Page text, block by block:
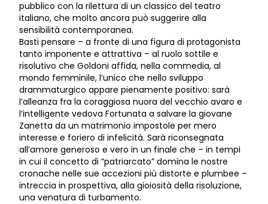
pubblico con la rilettura di un classico del teatro
italiano, che molto ancora può suggerire alla
sensibilità contemporanea.
Basti pensare – a fronte di una figura di protagonista
tanto imponente e attrattiva – al ruolo sottile e
risolutivo che Goldoni affida, nella commedia, al
mondo femminile, l’unico che nello sviluppo
drammaturgico appare pienamente positivo: sarà
l’alleanza fra la coraggiosa nuora del vecchio avaro e
l’intelligente vedova Fortunata a salvare la giovane
Zanetta da un matrimonio impostole per mero
interesse e foriero di infelicità. Sarà riconsegnata
all’amore generoso e vero in un finale che – in tempi
in cui il concetto di “patriarcato” domina le nostre
cronache nelle sue accezioni più distorte e plumbee –
intreccia in prospettiva, alla gioiosità della risoluzione,
una venatura di turbamento.